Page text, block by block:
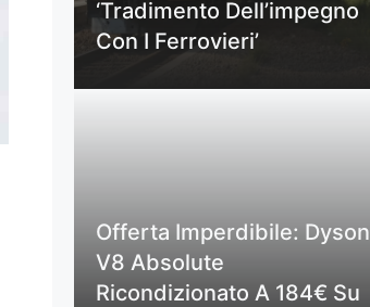
‘Tradimento Dell’impegno
Con I Ferrovieri’
Offerta Imperdibile: Dyson
V8 Absolute
Ricondizionato A 184€ Su